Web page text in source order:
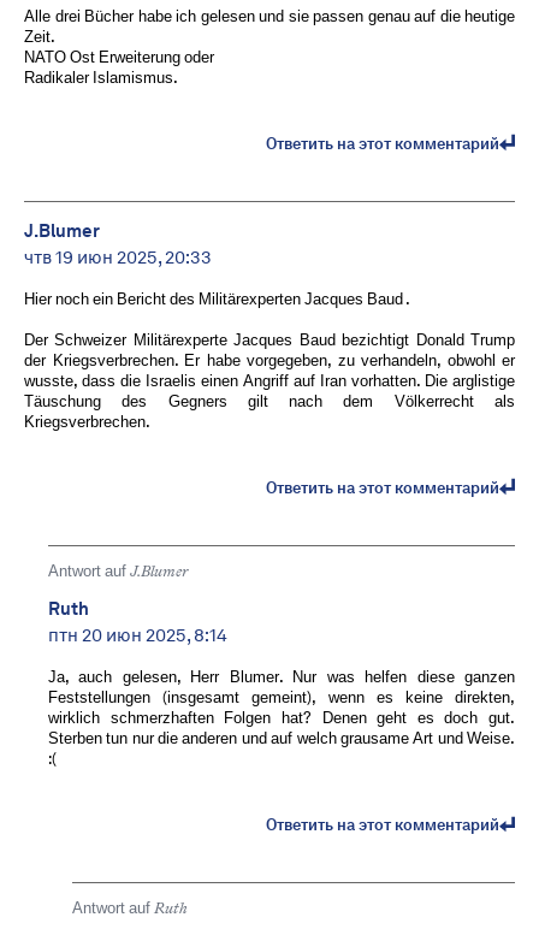
Alle drei Bücher habe ich gelesen und sie passen genau auf die heutige
Zeit.
NATO Ost Erweiterung oder
Radikaler Islamismus.
Ответить на этот комментарий
J.Blumer
чтв 19 июн 2025, 20:33
Hier noch ein Bericht des Militärexperten Jacques Baud .
Der Schweizer Militärexperte Jacques Baud bezichtigt Donald Trump
der Kriegsverbrechen. Er habe vorgegeben, zu verhandeln, obwohl er
wusste, dass die Israelis einen Angriff auf Iran vorhatten. Die arglistige
Täuschung des Gegners gilt nach dem Völkerrecht als
Kriegsverbrechen.
Ответить на этот комментарий
Antwort auf J.Blumer
Ruth
птн 20 июн 2025, 8:14
Ja, auch gelesen, Herr Blumer. Nur was helfen diese ganzen
Feststellungen (insgesamt gemeint), wenn es keine direkten,
wirklich schmerzhaften Folgen hat? Denen geht es doch gut.
Sterben tun nur die anderen und auf welch grausame Art und Weise.
:(
Ответить на этот комментарий
Antwort auf Ruth